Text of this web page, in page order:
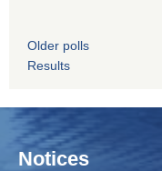
Older polls
Results
Notices